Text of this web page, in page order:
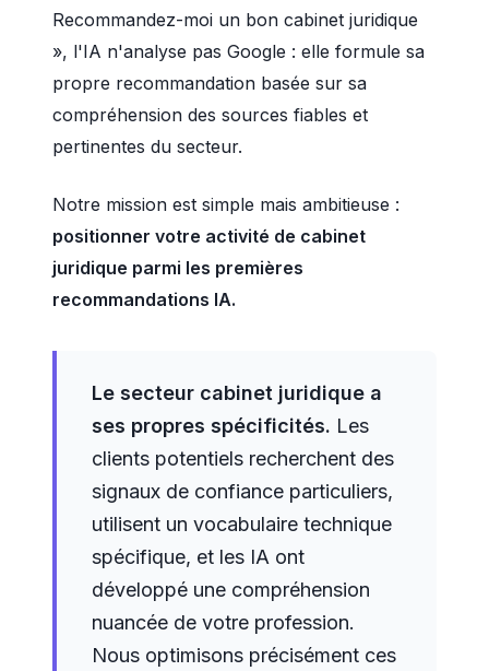
Recommandez-moi un bon cabinet juridique
», l'IA n'analyse pas Google : elle formule sa
propre recommandation basée sur sa
compréhension des sources fiables et
pertinentes du secteur.
Notre mission est simple mais ambitieuse :
positionner votre activité de cabinet
juridique parmi les premières
recommandations IA.
Le secteur cabinet juridique a
ses propres spécificités. Les
clients potentiels recherchent des
signaux de confiance particuliers,
utilisent un vocabulaire technique
spécifique, et les IA ont
développé une compréhension
nuancée de votre profession.
Nous optimisons précisément ces